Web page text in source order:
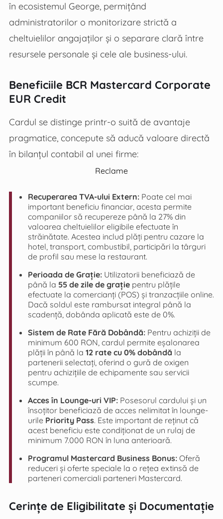
în ecosistemul George, permițând
administratorilor o monitorizare strictă a
cheltuielilor angajaților și o separare clară între
resursele personale și cele ale business-ului.
Beneficiile BCR Mastercard Corporate
EUR Credit
Cardul se distinge printr-o suită de avantaje
pragmatice, concepute să aducă valoare directă
în bilanțul contabil al unei firme:
Reclame
Recuperarea TVA-ului Extern:Poate cel mai
important beneficiu financiar, acesta permite
companiilor să recupereze până la 27% din
valoarea cheltuielilor eligibile efectuate în
străinătate. Acestea includ plăți pentru cazare la
hotel, transport, combustibil, participări la târguri
de profil sau mese la restaurant.
Perioada de Grație:Utilizatorii beneficiază de
până la 55 de zile de grațiepentru plățile
efectuate la comercianți (POS) și tranzacțiile online.
Dacă soldul este rambursat integral până la
scadență, dobânda aplicată este de 0%.
Sistem de Rate Fără Dobândă:Pentru achiziții de
minimum 600 RON, cardul permite eșalonarea
plății în până la 12 rate cu 0% dobândă la
partenerii selectați, oferind o gură de oxigen
pentru achizițiile de echipamente sau servicii
scumpe.
Acces în Lounge-uri VIP:Posesorul cardului și un
însoțitor beneficiază de acces nelimitat în lounge-
urile Priority Pass. Este important de reținut că
acest beneficiu este condiționat de un rulaj de
minimum 7.000 RON în luna anterioară.
Programul Mastercard Business Bonus:Oferă
reduceri și oferte speciale la o rețea extinsă de
parteneri comerciali parteneri Mastercard.
Cerințe de Eligibilitate și Documentație